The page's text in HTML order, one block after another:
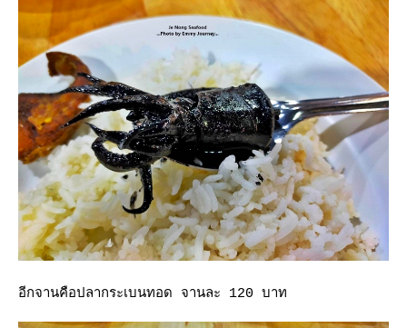
อีกจานคือปลากระเบนทอด จานละ 120 บาท